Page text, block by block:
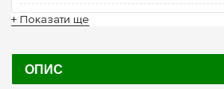
+ Показати ще
ОПИС